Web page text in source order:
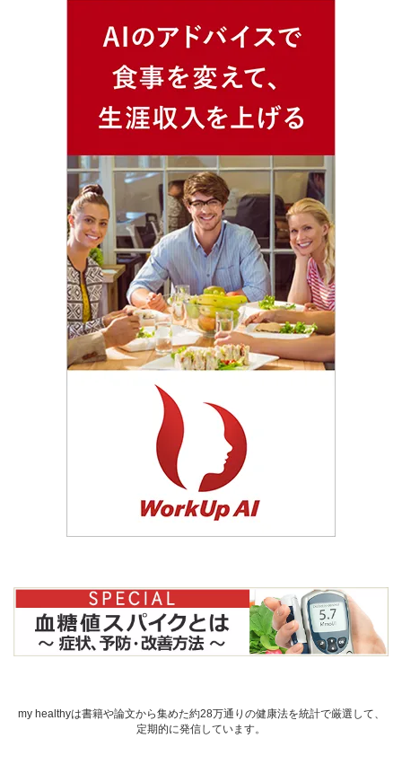
my healthyは書籍や論文から集めた約28万通りの健康法を統計で厳選して、
定期的に発信しています。